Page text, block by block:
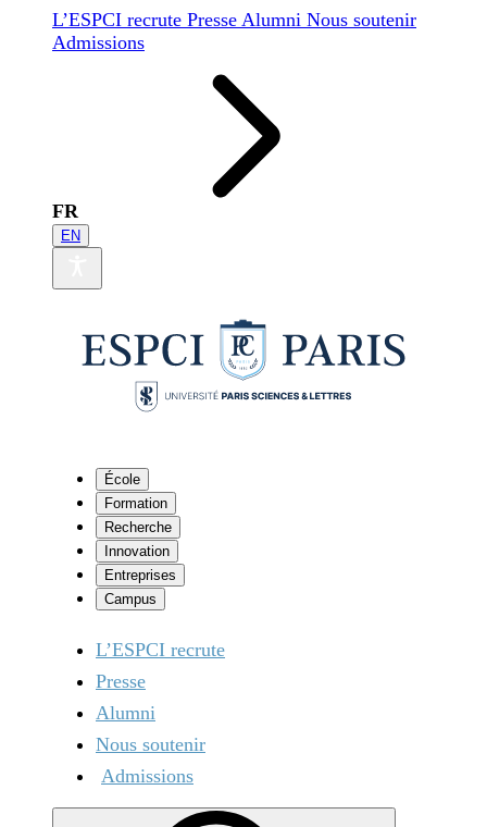
L’ESPCI recrute Presse Alumni Nous soutenir
Admissions
FR
EN
École
Formation
Recherche
Innovation
Entreprises
Campus
L’ESPCI recrute
Presse
Alumni
Nous soutenir
Admissions